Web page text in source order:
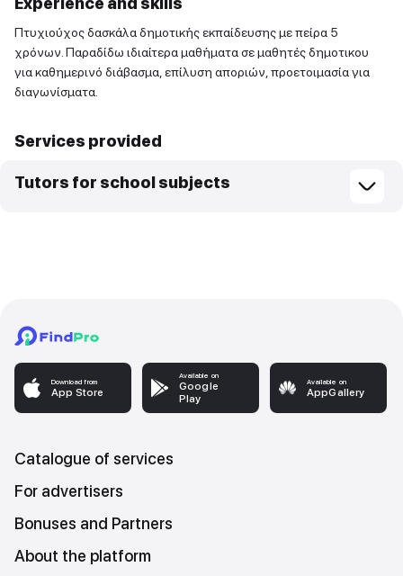
Πτυχιούχος δασκάλα δημοτικής εκπαίδευσης με πείρα 5
χρόνων. Παραδίδω ιδιαίτερα μαθήματα σε μαθητές δημοτικου
για καθημερινό διάβασμα, επίλυση αποριών, προετοιμασία για
διαγωνίσματα.
Services provided
Tutors for school subjects
Download from
App Store
Available on
Google
Play
Available on
AppGallery
Catalogue of services
For advertisers
Bonuses and Partners
About the platform